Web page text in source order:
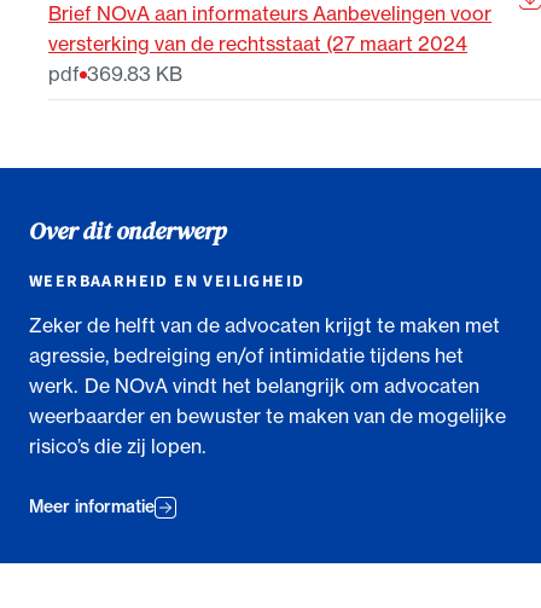
Brief NOvA aan informateurs Aanbevelingen voor
versterking van de rechtsstaat (27 maart 2024
pdf 369.83 KB
Over dit onderwerp
WEERBAARHEID EN VEILIGHEID
Zeker de helft van de advocaten krijgt te maken met
agressie, bedreiging en/of intimidatie tijdens het
werk. De NOvA vindt het belangrijk om advocaten
weerbaarder en bewuster te maken van de mogelijke
risico’s die zij lopen.
Meer informatie